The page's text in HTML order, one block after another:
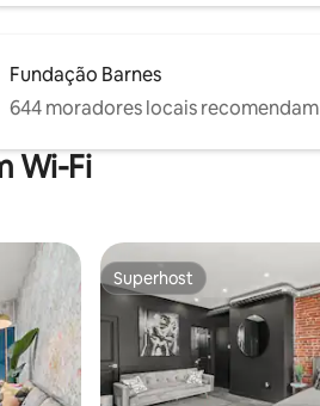
Fundação Barnes
644 moradores locais recomendam
Wi-Fi
Superhost
Superhost